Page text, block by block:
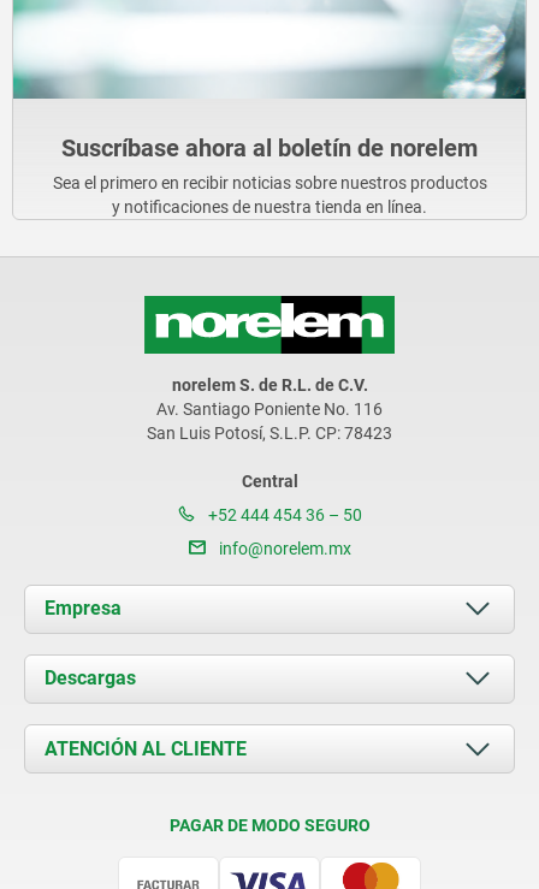
Suscríbase ahora al boletín de norelem
Sea el primero en recibir noticias sobre nuestros productos
y notificaciones de nuestra tienda en línea.
norelem S. de R.L. de C.V.
Av. Santiago Poniente No. 116
San Luis Potosí, S.L.P. CP: 78423
Central
+52 444 454 36 – 50
info@norelem.mx
Empresa
Acerca de nosotros
Novedades
Contacto
Descargas
Documents
ATENCIÓN AL CLIENTE
PAGAR DE MODO SEGURO